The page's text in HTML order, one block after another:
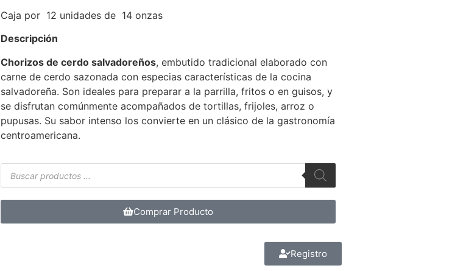
Caja por 12 unidades de 14 onzas
Descripción
Chorizos de cerdo salvadoreños, embutido tradicional elaborado con
carne de cerdo sazonada con especias características de la cocina
salvadoreña. Son ideales para preparar a la parrilla, fritos o en guisos, y
se disfrutan comúnmente acompañados de tortillas, frijoles, arroz o
pupusas. Su sabor intenso los convierte en un clásico de la gastronomía
centroamericana.
Comprar Producto
Registro